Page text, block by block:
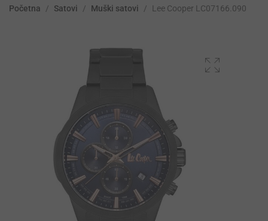
Početna / Satovi / Muški satovi / Lee Cooper LC07166.090